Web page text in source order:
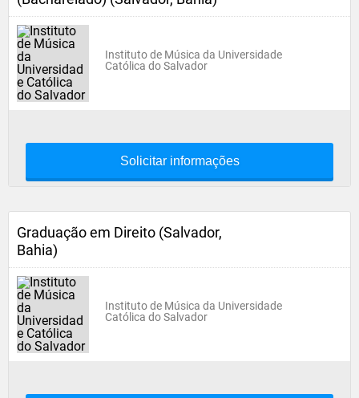
Instituto de Música da Universidade
Católica do Salvador
Solicitar informações
Graduação em Direito (Salvador,
Bahia)
Instituto de Música da Universidade
Católica do Salvador